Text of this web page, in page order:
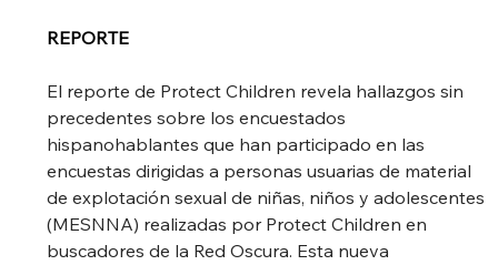
REPORTE
El reporte de Protect Children revela hallazgos sin
precedentes sobre los encuestados
hispanohablantes que han participado en las
encuestas dirigidas a personas usuarias de material
de explotación sexual de niñas, niños y adolescentes
(MESNNA) realizadas por Protect Children en
buscadores de la Red Oscura. Esta nueva